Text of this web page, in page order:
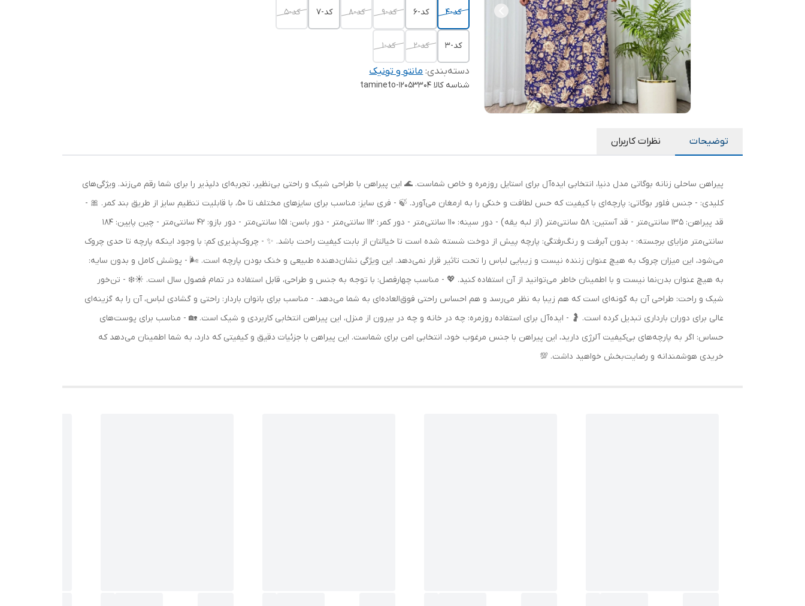
کد-4 کد-6 کد-9 کد-8 کد-7 کد-5
کد-3 کد-2 کد-1
دسته‌بندی:مانتو و تونیک
شناسه کالا tamineto-12053304
توضیحات نظرات کاربران
پیراهن ساحلی زنانه بوگاتی مدل دنیا، انتخابی ایده‌آل برای استایل روزمره و خاص شماست. 🌊 این پیراهن با طراحی شیک و راحتی بی‌نظیر، تجربه‌ای دلپذیر را برای شما رقم می‌زند. ویژگی‌های
کلیدی: - جنس فلور بوگاتی: پارچه‌ای با کیفیت که حس لطافت و خنکی را به ارمغان می‌آورد. 🍃 - فری سایز: مناسب برای سایزهای مختلف تا 50، با قابلیت تنظیم سایز از طریق بند کمر. 🎀 -
قد پیراهن: 135 سانتی‌متر - قد آستین: 58 سانتی‌متر (از لبه یقه) - دور سینه: 110 سانتی‌متر - دور کمر: 112 سانتی‌متر - دور باسن: 151 سانتی‌متر - دور بازو: 42 سانتی‌متر - چین پایین: 184
سانتی‌متر مزایای برجسته: - بدون آبرفت و رنگ‌رفتگی: پارچه پیش از دوخت شسته شده است تا خیالتان از بابت کیفیت راحت باشد. ✨ - چروک‌پذیری کم: با وجود اینکه پارچه تا حدی چروک
می‌شود، این میزان چروک به هیچ عنوان زننده نیست و زیبایی لباس را تحت تاثیر قرار نمی‌دهد. این ویژگی نشان‌دهنده طبیعی و خنک بودن پارچه است. 🌬️ - پوشش کامل و بدون سایه:
به هیچ عنوان بدن‌نما نیست و با اطمینان خاطر می‌توانید از آن استفاده کنید. 💖 - مناسب چهارفصل: با توجه به جنس و طراحی، قابل استفاده در تمام فصول سال است. ☀️❄️ - تن‌خور
شیک و راحت: طراحی آن به گونه‌ای است که هم زیبا به نظر می‌رسد و هم احساس راحتی فوق‌العاده‌ای به شما می‌دهد. - مناسب برای بانوان باردار: راحتی و گشادی لباس، آن را به گزینه‌ای
عالی برای دوران بارداری تبدیل کرده است. 🤰 - ایده‌آل برای استفاده روزمره: چه در خانه و چه در بیرون از منزل، این پیراهن انتخابی کاربردی و شیک است. 🏡 - مناسب برای پوست‌های
حساس: اگر به پارچه‌های بی‌کیفیت آلرژی دارید، این پیراهن با جنس مرغوب خود، انتخابی امن برای شماست. این پیراهن با جزئیات دقیق و کیفیتی که دارد، به شما اطمینان می‌دهد که
خریدی هوشمندانه و رضایت‌بخش خواهید داشت. 💯